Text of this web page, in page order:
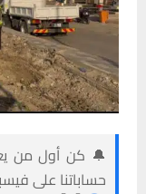
🔔 كن أول من
حساباتنا على